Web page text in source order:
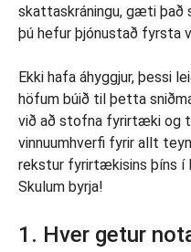
skattaskráningu, gæti það
þú hefur þjónustað fyrsta
Ekki hafa áhyggjur, þessi
höfum búið til þetta
við að stofna fyrirtæki og
vinnuumhverfi fyrir allt
rekstur fyrirtækisins þíns í
Skulum byrja!
1. Hver getur